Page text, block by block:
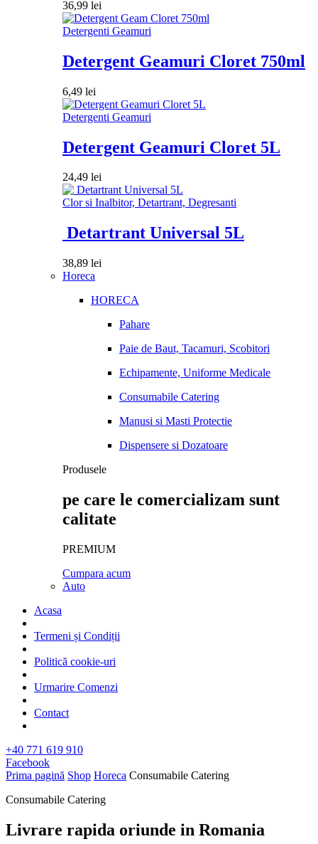
36,99 lei
Detergenti Geamuri
Detergent Geamuri Cloret 750ml
6,49 lei
Detergenti Geamuri
Detergent Geamuri Cloret 5L
24,49 lei
Clor si Inalbitor, Detartrant, Degresanti
Detartrant Universal 5L
38,89 lei
Horeca
HORECA
Pahare
Paie de Baut, Tacamuri, Scobitori
Echipamente, Uniforme Medicale
Consumabile Catering
Manusi si Masti Protectie
Dispensere si Dozatoare
Produsele
pe care le comercializam sunt
calitate
PREMIUM
Cumpara acum
Auto
Acasa
Termeni și Condiții
Politică cookie-uri
Urmarire Comenzi
Contact
+40 771 619 910
Facebook
Prima pagină Shop Horeca Consumabile Catering
Consumabile Catering
Livrare rapida oriunde in Romania​